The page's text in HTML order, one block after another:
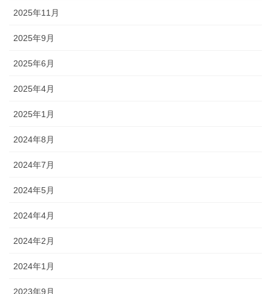
2025年11月
2025年9月
2025年6月
2025年4月
2025年1月
2024年8月
2024年7月
2024年5月
2024年4月
2024年2月
2024年1月
2023年9月